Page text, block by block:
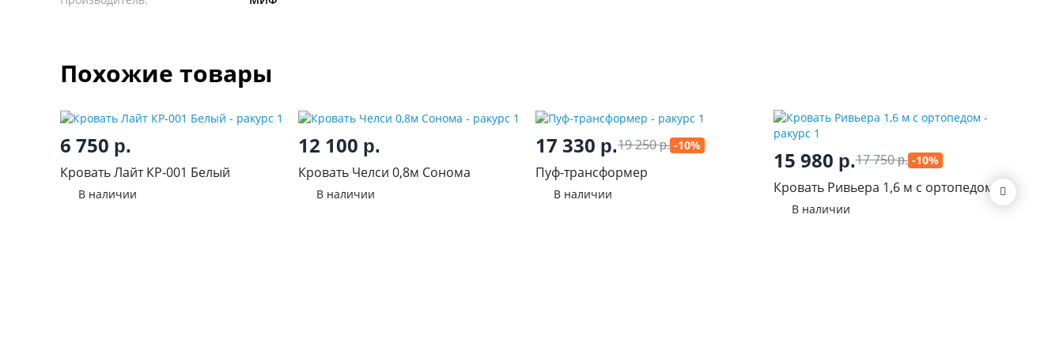
Похожие товары
6 750 р.
Кровать Лайт КР-001 Белый
В наличии
12 100 р.
Кровать Челси 0,8м Сонома
В наличии
17 330 р.19 250р. -10%
Пуф-трансформер
В наличии
15 980 р.17 750р. -10%
Кровать Ривьера 1,6 м с ортопедом
В наличии